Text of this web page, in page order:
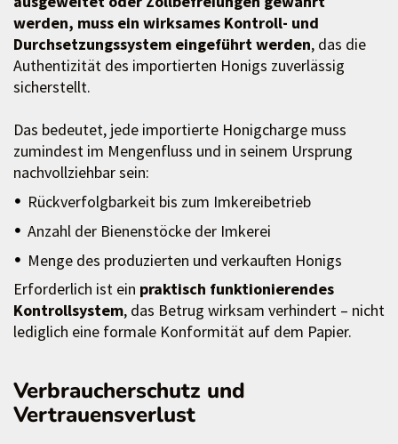
werden, muss ein wirksames Kontroll- und
Durchsetzungssystem eingeführt werden, das die
Authentizität des importierten Honigs zuverlässig
sicherstellt.
Das bedeutet, jede importierte Honigcharge muss
zumindest im Mengenfluss und in seinem Ursprung
nachvollziehbar sein:
Rückverfolgbarkeit bis zum Imkereibetrieb
Anzahl der Bienenstöcke der Imkerei
Menge des produzierten und verkauften Honigs
Erforderlich ist ein praktisch funktionierendes
Kontrollsystem, das Betrug wirksam verhindert – nicht
lediglich eine formale Konformität auf dem Papier.
Verbraucherschutz und
Vertrauensverlust